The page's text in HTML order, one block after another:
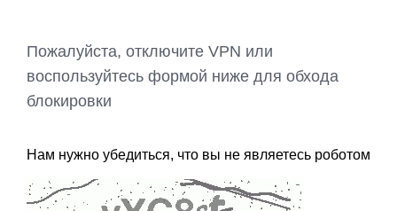
Пожалуйста, отключите VPN или
воспользуйтесь формой ниже для обхода
блокировки
Нам нужно убедиться, что вы не являетесь роботом